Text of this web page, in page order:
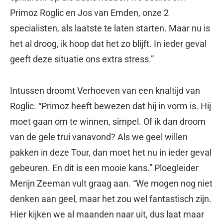
Primoz Roglic en Jos van Emden, onze 2
specialisten, als laatste te laten starten. Maar nu is
het al droog, ik hoop dat het zo blijft. In ieder geval
geeft deze situatie ons extra stress.”
Intussen droomt Verhoeven van een knaltijd van
Roglic. “Primoz heeft bewezen dat hij in vorm is. Hij
moet gaan om te winnen, simpel. Of ik dan droom
van de gele trui vanavond? Als we geel willen
pakken in deze Tour, dan moet het nu in ieder geval
gebeuren. En dit is een mooie kans.” Ploegleider
Merijn Zeeman vult graag aan. “We mogen nog niet
denken aan geel, maar het zou wel fantastisch zijn.
Hier kijken we al maanden naar uit, dus laat maar